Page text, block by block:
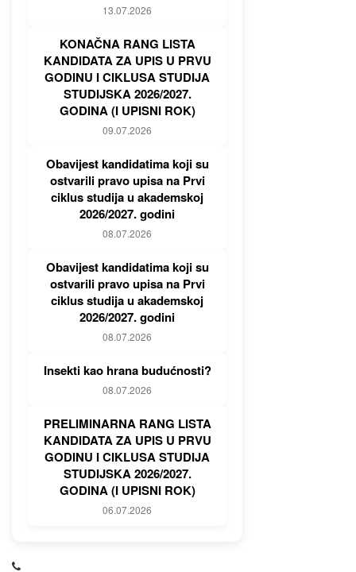
13.07.2026
KONAČNA RANG LISTA
KANDIDATA ZA UPIS U PRVU
GODINU I CIKLUSA STUDIJA
STUDIJSKA 2026/2027.
GODINA (I UPISNI ROK)
09.07.2026
Obavijest kandidatima koji su
ostvarili pravo upisa na Prvi
ciklus studija u akademskoj
2026/2027. godini
08.07.2026
Obavijest kandidatima koji su
ostvarili pravo upisa na Prvi
ciklus studija u akademskoj
2026/2027. godini
08.07.2026
Insekti kao hrana budućnosti?
08.07.2026
PRELIMINARNA RANG LISTA
KANDIDATA ZA UPIS U PRVU
GODINU I CIKLUSA STUDIJA
STUDIJSKA 2026/2027.
GODINA (I UPISNI ROK)
06.07.2026